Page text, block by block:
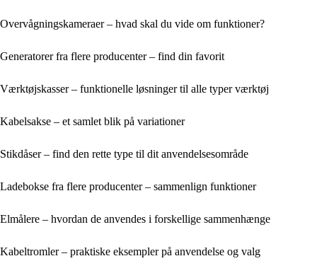
Overvågningskameraer – hvad skal du vide om funktioner?
Generatorer fra flere producenter – find din favorit
Værktøjskasser – funktionelle løsninger til alle typer værktøj
Kabelsakse – et samlet blik på variationer
Stikdåser – find den rette type til dit anvendelsesområde
Ladebokse fra flere producenter – sammenlign funktioner
Elmålere – hvordan de anvendes i forskellige sammenhænge
Kabeltromler – praktiske eksempler på anvendelse og valg